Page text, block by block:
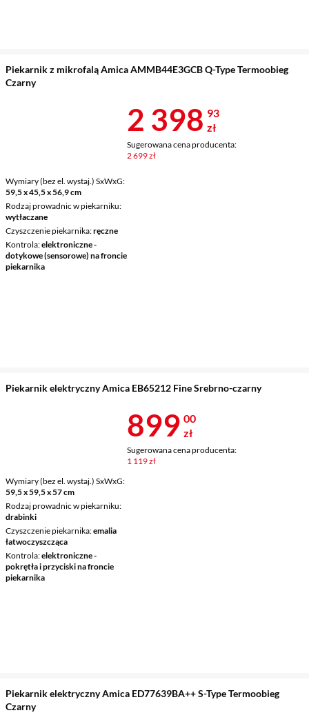
Piekarnik z mikrofalą Amica AMMB44E3GCB Q-Type Termoobieg
Czarny
Wymiary (bez el. wystaj.) SxWxG
59,5 x 45,5 x 56,9 cm
Rodzaj prowadnic w piekarniku
wytłaczane
Czyszczenie piekarnika ręczne
Kontrola elektroniczne -
dotykowe (sensorowe) na froncie
piekarnika
Cena 2
2 398 93
zł
Sugerowana cena producenta:
2 699 zł
Piekarnik elektryczny Amica EB65212 Fine Srebrno-czarny
Wymiary (bez el. wystaj.) SxWxG
59,5 x 59,5 x 57 cm
Rodzaj prowadnic w piekarniku
drabinki
Czyszczenie piekarnika emalia
łatwoczyszcząca
Kontrola elektroniczne -
pokrętła i przyciski na froncie
piekarnika
Cena 899 zł
899 00
zł
Sugerowana cena producenta:
1 119 zł
Piekarnik elektryczny Amica ED77639BA++ S-Type Termoobieg
Czarny